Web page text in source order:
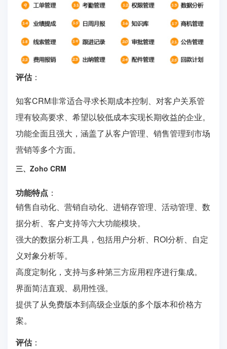
评估：
知客CRM非常适合寻求长期成本控制、对客户关系管
理有较高要求、希望以较低成本实现长期收益的企业。
功能全面且强大，涵盖了从客户管理、销售管理到市场
营销等多个方面。
三、Zoho CRM
功能特点 ：
销售自动化、营销自动化、进销存管理、活动管理、数
据分析、客户支持等六大功能模块。
强大的数据分析工具，包括用户分析、ROI分析、自定
义对象分析等。
高度定制化，支持与多种第三方应用程序进行集成。
界面简洁直观、易用性强。
提供了从免费版本到高级企业版的多个版本和价格方
案。
评估：